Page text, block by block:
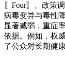
〖Four〗、政策
病毒变异与毒性
显著减弱，重症
依据。例如，权
了公众对长期健